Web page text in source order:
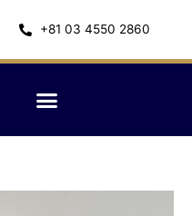
+81 03 4550 2860